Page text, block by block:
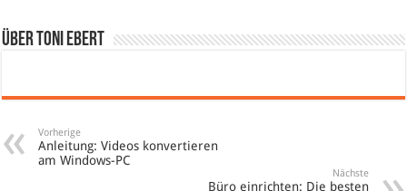
Über Toni Ebert
Vorherige
Anleitung: Videos konvertieren
am Windows-PC
Nächste
Büro einrichten: Die besten